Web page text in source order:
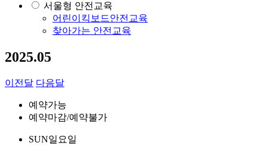
서울형 안전교육
어린이킥보드안전교육
찾아가는 안전교육
2025.05
이전달 다음달
예약가능
예약마감/예약불가
SUN일요일